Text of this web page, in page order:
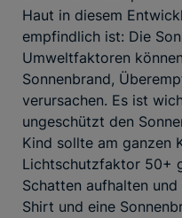
Haut in diesem
empfindlich ist: Die
Umweltfaktoren
Sonnenbrand,
verursachen. Es ist
ungeschützt den
Kind sollte am ganzen
Lichtschutzfaktor 50+
Schatten aufhalten
Shirt und eine